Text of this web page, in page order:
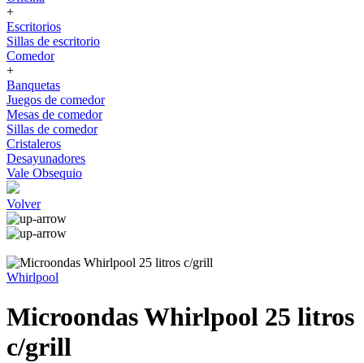
+
Escritorios
Sillas de escritorio
Comedor
+
Banquetas
Juegos de comedor
Mesas de comedor
Sillas de comedor
Cristaleros
Desayunadores
Vale Obsequio
Volver
Whirlpool
Microondas Whirlpool 25 litros
c/grill